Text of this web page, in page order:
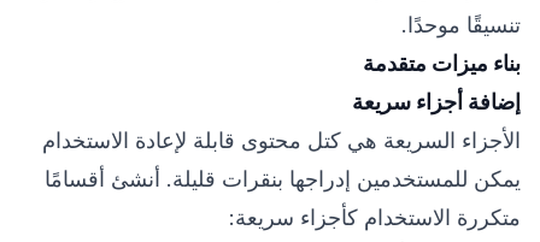
تنسيقًا موحدًا.
بناء ميزات متقدمة
إضافة أجزاء سريعة
الأجزاء السريعة هي كتل محتوى قابلة لإعادة الاستخدام
يمكن للمستخدمين إدراجها بنقرات قليلة. أنشئ أقسامًا
متكررة الاستخدام كأجزاء سريعة: